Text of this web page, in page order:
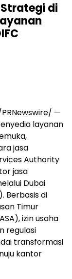
di
PRNewswire/ —
layanan
jasa
Authority
jasa
Dubai
Berbasis di
Timur
izin usaha
regulasi
transformasi
kantor